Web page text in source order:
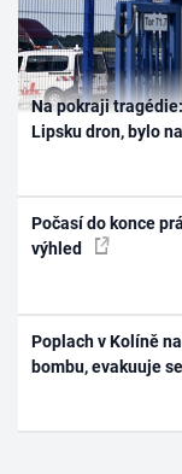
Na pokraji
Lipsku dron, bylo
Počasí do konce
výhled
Poplach v Kolíně
bombu, evakuuje